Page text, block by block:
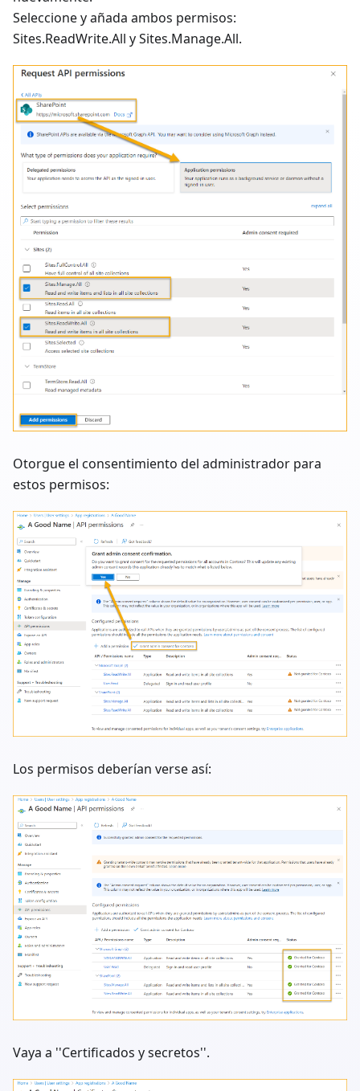
Seleccione y añada ambos permisos:
Sites.ReadWrite.All y Sites.Manage.All.
Otorgue el consentimiento del administrador para
estos permisos:
Los permisos deberían verse así:
Vaya a ''Certificados y secretos''.